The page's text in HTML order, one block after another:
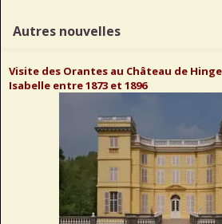
Autres nouvelles
Visite des Orantes au Château de
Isabelle entre 1873 et 1896